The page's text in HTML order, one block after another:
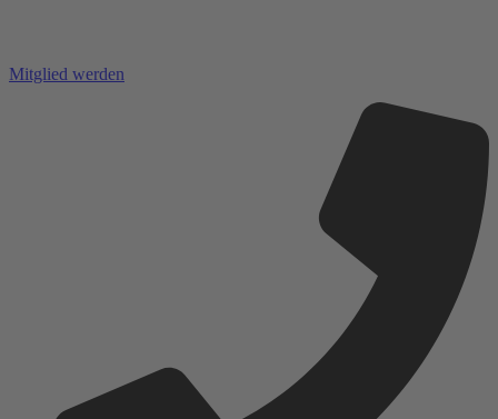
Mitglied werden